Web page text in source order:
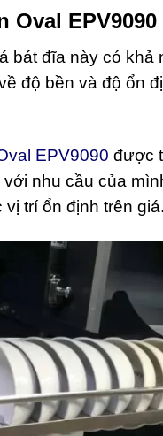
Oval EPV9090
bát đĩa này có khả
độ bền và độ ổn
EPV9090 được
nhu cầu của
trí ổn định trên giá.